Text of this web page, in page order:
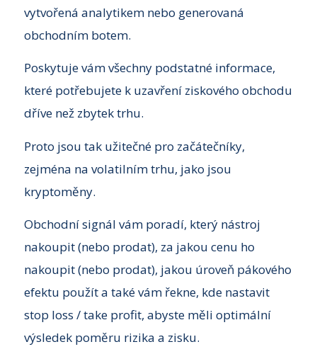
vytvořená analytikem nebo generovaná
obchodním botem.
Poskytuje vám všechny podstatné informace,
které potřebujete k uzavření ziskového obchodu
dříve než zbytek trhu.
Proto jsou tak užitečné pro začátečníky,
zejména na volatilním trhu, jako jsou
kryptoměny.
Obchodní signál vám poradí, který nástroj
nakoupit (nebo prodat), za jakou cenu ho
nakoupit (nebo prodat), jakou úroveň pákového
efektu použít a také vám řekne, kde nastavit
stop loss / take profit, abyste měli optimální
výsledek poměru rizika a zisku.